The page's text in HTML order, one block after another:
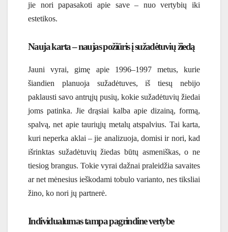
jie nori papasakoti apie save – nuo vertybių iki
estetikos.
Nauja karta – naujas požiūris į sužadėtuvių žiedą
Jauni vyrai, gimę apie 1996–1997 metus, kurie
šiandien planuoja sužadėtuves, iš tiesų nebijo
paklausti savo antrųjų pusių, kokie sužadėtuvių žiedai
joms patinka. Jie drąsiai kalba apie dizainą, formą,
spalvą, net apie tauriųjų metalų atspalvius. Tai karta,
kuri neperka aklai – jie analizuoja, domisi ir nori, kad
išrinktas sužadėtuvių žiedas būtų asmeniškas, o ne
tiesiog brangus. Tokie vyrai dažnai praleidžia savaites
ar net mėnesius ieškodami tobulo varianto, nes tiksliai
žino, ko nori jų partnerė.
Individualumas tampa pagrindine vertybe